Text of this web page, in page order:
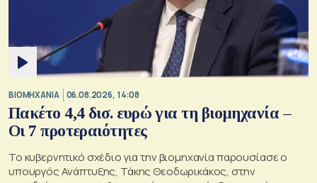
ΒΙΟΜΗΧΑΝΙΑ 06.08.2026, 14:08
Πακέτο 4,4 δισ. ευρώ για τη βιομηχανία –
Οι 7 προτεραιότητες
Το κυβερνητικό σχέδιο για την βιομηχανία παρουσίασε ο
υπουργός Ανάπτυξης, Τάκης Θεοδωρικάκος, στην